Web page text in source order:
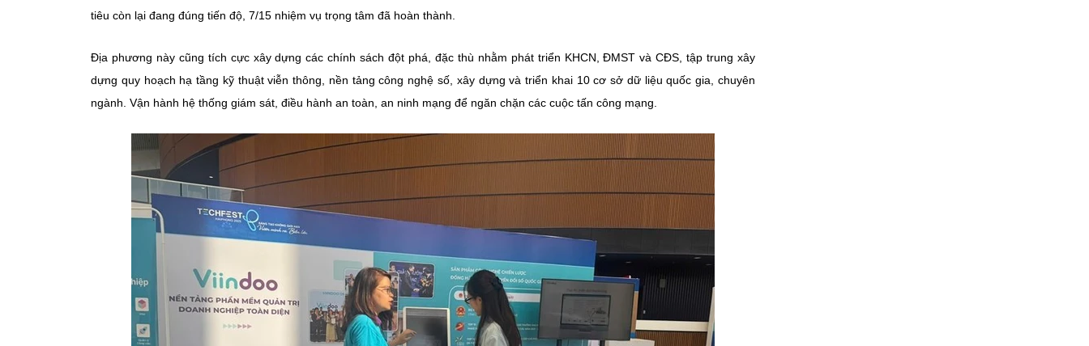
tiêu còn lại đang đúng tiến độ, 7/15 nhiệm vụ trọng tâm đã hoàn thành.
Địa phương này cũng tích cực xây dựng các chính sách đột phá, đặc thù nhằm phát triển KHCN, ĐMST và CĐS, tập trung xây
dựng quy hoạch hạ tầng kỹ thuật viễn thông, nền tảng công nghệ số, xây dựng và triển khai 10 cơ sở dữ liệu quốc gia, chuyên
ngành. Vận hành hệ thống giám sát, điều hành an toàn, an ninh mạng để ngăn chặn các cuộc tấn công mạng.